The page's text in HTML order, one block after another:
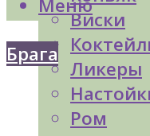
Виски
Ликеры
Ром
Меню
Брага